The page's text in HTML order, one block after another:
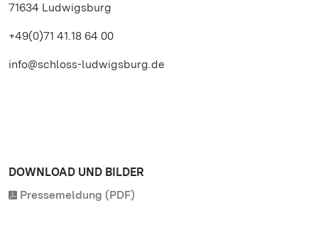
71634 Ludwigsburg
+49(0)71 41.18 64 00
info@schloss-ludwigsburg.de
DOWNLOAD UND BILDER
Pressemeldung (PDF)